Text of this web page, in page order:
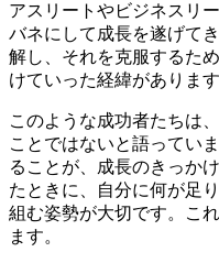
アスリートやビジネスリ
バネにして成長を遂げて
解し、それを克服するた
けていった経緯があります
このような成功者たちは
ことではないと語ってい
ることが、成長のきっか
たときに、自分に何が足
組む姿勢が大切です。こ
ます。